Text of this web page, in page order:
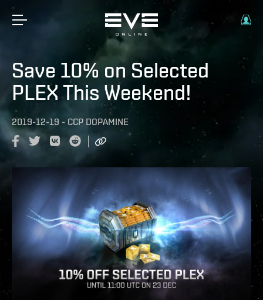
Save 10% on Selected
PLEX This Weekend!
2019-12-19 - CCP DOPAMINE